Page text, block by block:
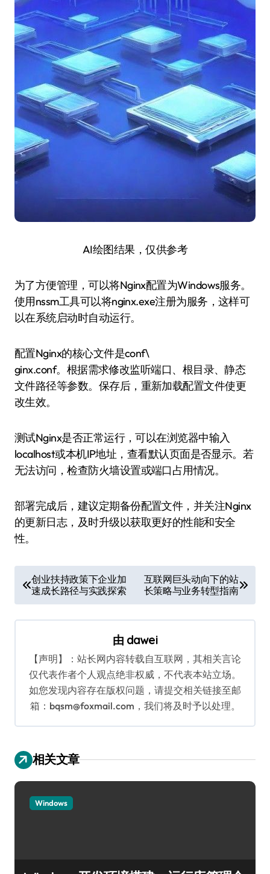
AI绘图结果，仅供参考
为了方便管理，可以将Nginx配置为Windows服务。
使用nssm工具可以将nginx.exe注册为服务，这样可
以在系统启动时自动运行。
配置Nginx的核心文件是conf\
ginx.conf。根据需求修改监听端口、根目录、静态
文件路径等参数。保存后，重新加载配置文件使更
改生效。
测试Nginx是否正常运行，可以在浏览器中输入
localhost或本机IP地址，查看默认页面是否显示。若
无法访问，检查防火墙设置或端口占用情况。
部署完成后，建议定期备份配置文件，并关注Nginx
的更新日志，及时升级以获取更好的性能和安全
性。
章
导
创业扶持政策下企业加
速成长路径与实践探索
互联网巨头动向下的站
长策略与业务转型指南
由 dawei
【声明】：站长网内容转载自互联网，其相关言论
仅代表作者个人观点绝非权威，不代表本站立场。
如您发现内容存在版权问题，请提交相关链接至邮
箱：bqsm@foxmail.com，我们将及时予以处理。
相关文章
Windows